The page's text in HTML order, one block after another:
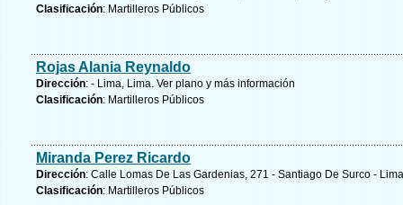
Clasificación: Martilleros Públicos
Rojas Alania Reynaldo
Dirección: - Lima, Lima. Ver plano y más información
Clasificación: Martilleros Públicos
Miranda Perez Ricardo
Dirección: Calle Lomas De Las Gardenias, 271 - Santiago De Surco -
Clasificación: Martilleros Públicos